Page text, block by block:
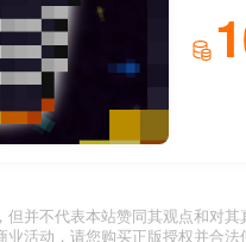
并不代表本站赞同其观点和对其
活动，请您购买正版授权并合法